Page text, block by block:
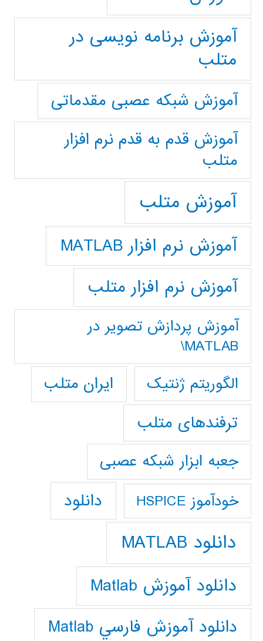
آموزش برنامه نویسی در
متلب
آموزش شبکه عصبی مقدماتی
آموزش قدم به قدم نرم افزار
متلب
آموزش متلب
آموزش نرم افزار MATLAB
آموزش نرم افزار متلب
آموزش پردازش تصوير در
MATLAB\
الگوریتم ژنتیک
ایران متلب
ترفندهای متلب
جعبه ابزار شبکه عصبی
خودآموز HSPICE دانلود
دانلود MATLAB
دانلود آموزش Matlab
دانلود آموزش فارسي Matlab